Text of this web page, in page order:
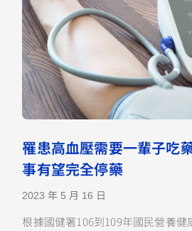
罹患高血壓需要一輩子吃
事有望完全停藥
2023 年 5 月 16 日
根據國健署106到109年國民營養